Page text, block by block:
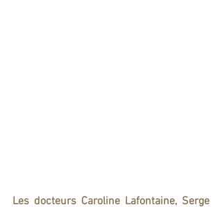
Les docteurs Caroline Lafontaine, Serge